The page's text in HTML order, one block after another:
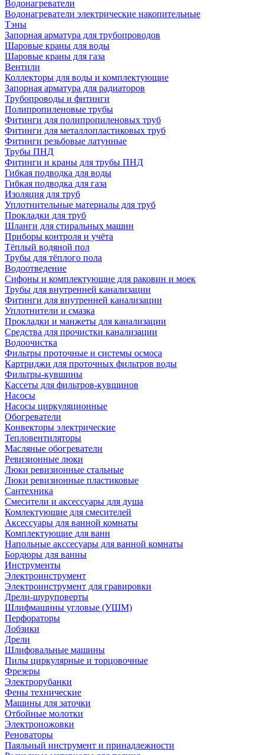
Водонагреватели
Водонагреватели электрические накопительные
Тэны
Запорная арматура для трубопроводов
Шаровые краны для воды
Шаровые краны для газа
Вентили
Коллекторы для воды и комплектующие
Запорная арматура для радиаторов
Трубопроводы и фитинги
Полипропиленовые трубы
Фитинги для полипропиленовых труб
Фитинги для металлопластиковых труб
Фитинги резьбовые латунные
Трубы ПНД
Фитинги и краны для трубы ПНД
Гибкая подводка для воды
Гибкая подводка для газа
Изоляция для труб
Уплотнительные материалы для труб
Прокладки для труб
Шланги для стиральных машин
Приборы контроля и учёта
Тёплый водяной пол
Трубы для тёплого пола
Водоотведение
Сифоны и комплектующие для раковин и моек
Трубы для внутренней канализации
Фитинги для внутренней канализации
Уплотнители и смазка
Прокладки и манжеты для канализации
Средства для прочистки канализации
Водоочистка
Фильтры проточные и системы осмоса
Картриджи для проточных фильтров воды
Фильтры-кувшины
Кассеты для фильтров-кувшинов
Насосы
Насосы циркуляционные
Обогреватели
Конвекторы электрические
Тепловентиляторы
Масляные обогреватели
Ревизионные люки
Люки ревизионные стальные
Люки ревизионные пластиковые
Сантехника
Смесители и аксессуары для душа
Комлектующие для смесителей
Аксессуары для ванной комнаты
Комплектующие для ванн
Напольные акссесуары для ванной комнаты
Бордюры для ванны
Инструменты
Электроинструмент
Электроинструмент для гравировки
Дрели-шуруповерты
Шлифмашины угловые (УШМ)
Перфораторы
Лобзики
Дрели
Шлифовальные машины
Пилы циркулярные и торцовочные
Фрезеры
Электрорубанки
Фены технические
Машины для заточки
Отбойные молотки
Электроножовки
Реноваторы
Паяльный инструмент и принадлежности